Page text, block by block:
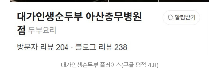
대가인생순두부 플레이스(구글 평점 4.8)